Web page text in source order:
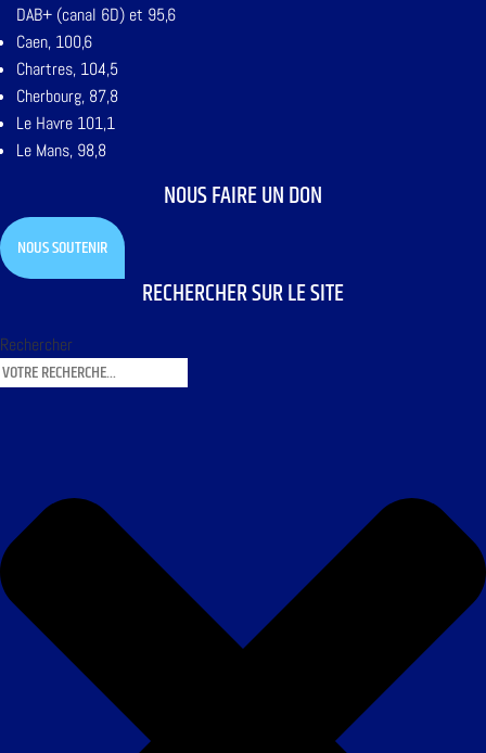
DAB+ (canal 6D) et 95,6
Caen, 100,6
Chartres, 104,5
Cherbourg, 87,8
Le Havre 101,1
Le Mans, 98,8
NOUS FAIRE UN DON
NOUS SOUTENIR
RECHERCHER SUR LE SITE
Rechercher